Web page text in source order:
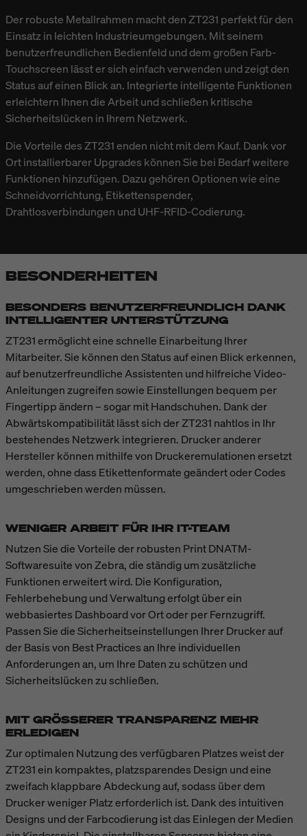
Der robuste Metallrahmen macht den ZT231 perfekt für den
Einsatz in leichten Industrieumgebungen. Mit seinem
benutzerfreundlichen Bedienfeld und dem großen Farb-
Touchscreen lässt er sich einfach verwenden und zeigt den
Status auf einen Blick an. Integrierte intelligente Funktionen
erleichtern Ihnen die Arbeit und schließen kritische
Sicherheitslücken in Ihrem Netzwerk.
Die Vorteile des ZT231 enden nicht mit dem Kauf. Dank vor
Ort installierbarer Upgrades können Sie bei Bedarf weitere
Funktionen hinzufügen. Dazu gehören Optionen wie eine
Schneidvorrichtung, Etikettenspender,
Drahtlosverbindungen und UHF-RFID-Codierung.
BESONDERHEITEN
BESONDERS BENUTZERFREUNDLICH DANK
INTELLIGENTER UNTERSTÜTZUNG
ZT231 ermöglicht eine schnelle Einarbeitung Ihrer
Mitarbeiter. Sie können den Status auf einen Blick erkennen,
auf benutzerfreundliche Assistenten und hilfreiche Video-
Anleitungen zugreifen sowie Einstellungen bequem per
Fingertipp ändern – sogar mit Handschuhen. Dank der
Abwärtskompatibilität lässt sich der ZT231 nahtlos in Ihr
bestehendes Netzwerk integrieren. Drucker anderer
Hersteller können mithilfe von Druckeremulationen ersetzt
werden, ohne dass Etikettenformate geändert oder Codes
umgeschrieben werden müssen.
WENIGER ARBEIT FÜR IHR IT-TEAM
Nutzen Sie die Vorteile der robusten Print DNATM-
Softwaresuite von Zebra, die ständig um zusätzliche
Funktionen erweitert wird. Die Konfiguration,
Fehlerbehebung und Verwaltung erfolgt über ein
webbasiertes Dashboard vor Ort oder per Fernzugriff.
Passen Sie die Sicherheitseinstellungen Ihrer Drucker auf
der Basis von Best Practices an Ihre individuellen
Anforderungen an, um Ihre Daten zu schützen und
Sicherheitslücken zu schließen.
MIT GRÖSSERER TRANSPARENZ MEHR E
RLEDIGEN
Zur optimalen Nutzung des verfügbaren Platzes weist der
ZT231 ein kompaktes, platzsparendes Design und eine
zweifach klappbare Abdeckung auf, sodass über dem
Drucker weniger Platz erforderlich ist. Dank des intuitiven
Designs und der Farbcodierung ist das Einlegen der Medien